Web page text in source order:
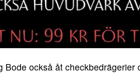
Bode också åt